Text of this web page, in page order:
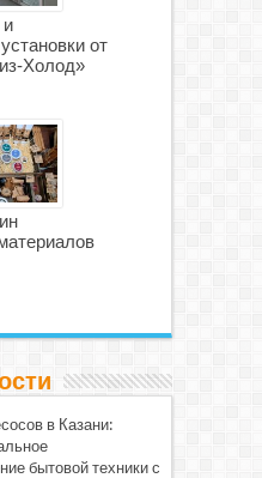
от
Холод»
в Казани:
бытовой техники с